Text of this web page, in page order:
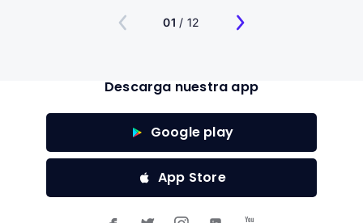
01 / 12
Descarga nuestra app
Google play
App Store